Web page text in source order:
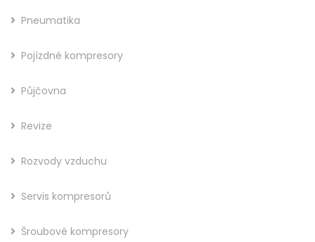
Pneumatika
Pojízdné kompresory
Půjčovna
Revize
Rozvody vzduchu
Servis kompresorů
Šroubové kompresory